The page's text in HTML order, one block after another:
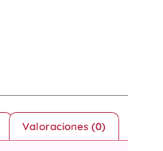
Valoraciones (0)